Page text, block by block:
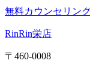
無料カウンセリン
RinRin栄店
〒460-0008